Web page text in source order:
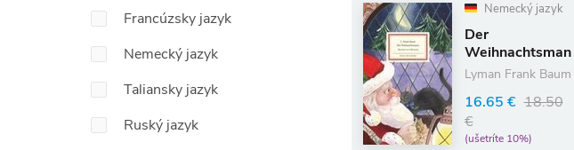
Francúzsky jazyk
Nemecký jazyk
Taliansky jazyk
Ruský jazyk
Nemecký jazyk
Der
Weihnachtsmann
Lyman Frank Baum
16.65 € 18.50
€
(ušetríte 10%)